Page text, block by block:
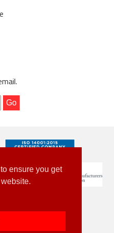
ensure you get
Reserved.